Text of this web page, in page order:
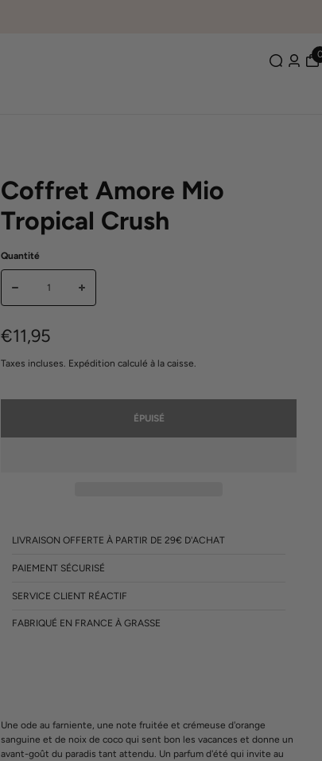
Coffret Amore Mio
Tropical Crush
Quantité
€11,95
Taxes incluses. Expédition calculé à la caisse.
ÉPUISÉ
LIVRAISON OFFERTE À PARTIR DE 29€ D'ACHAT
PAIEMENT SÉCURISÉ
SERVICE CLIENT RÉACTIF
FABRIQUÉ EN FRANCE À GRASSE
Une ode au farniente, une note fruitée et crémeuse d'orange
sanguine et de noix de coco qui sent bon les vacances et donne un
avant-goût du paradis tant attendu. Un parfum d'été qui invite au